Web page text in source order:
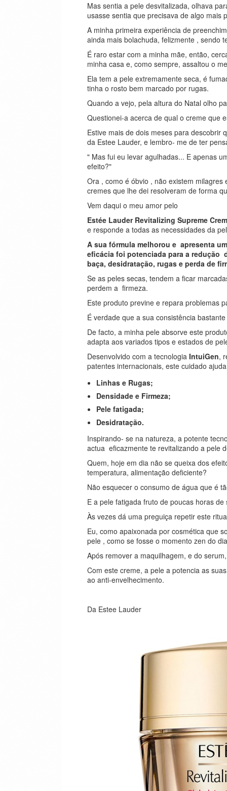
Mas sentia a pele desvitalizada, olhava
usasse sentia que precisava de algo mais
A minha primeira experiência de
ainda mais bolachuda, felizmente , sendo
É raro estar com a minha mãe, então,
minha casa e, como sempre, assaltou o
Ela tem a pele extremamente seca, é
tinha o rosto bem marcado por rugas.
Quando a vejo, pela altura do Natal olho
Questionei-a acerca de qual o creme que
Estive mais de dois meses para descobrir
da Estee Lauder, e lembro- me de ter
" Mas fui eu levar agulhadas... E apenas
efeito?"
Ora , como é óbvio , não existem
cremes que lhe dei resolveram de forma
Vem daqui o meu amor pelo
Estée Lauder Revitalizing Supreme
e responde a todas as necessidades da
A sua fórmula melhorou e apresenta
eficácia foi potenciada para a redução
baça, desidratação, rugas e perda de
Se as peles secas, tendem a ficar
perdem a firmeza.
Este produto previne e repara problemas
É verdade que a sua consistência
De facto, a minha pele absorve este
adapta aos variados tipos e estados de
Desenvolvido com a tecnologia IntuiGen,
patentes internacionais, este cuidado
Linhas e Rugas;
Densidade e Firmeza;
Pele fatigada;
Desidratação.
Inspirando- se na natureza, a potente
actua eficazmente te revitalizando a pele
Quem, hoje em dia não se queixa dos
temperatura, alimentação deficiente?
Não esquecer o consumo de água que é
E a pele fatigada fruto de poucas horas
Às vezes dá uma preguiça repetir este
Eu, como apaixonada por cosmética que
pele , como se fosse o momento zen do
Após remover a maquilhagem, e do
Com este creme, a pele a potencia as
ao anti-envelhecimento.
Da Estee Lauder